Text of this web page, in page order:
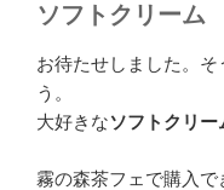
ソフトクリーム
お待たせしました。
う。
大好きなソフトクリー
霧の森茶フェで購入で